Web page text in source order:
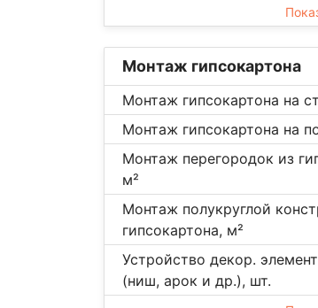
Монтаж гипсокартона
Монтаж гипсокартона на
Монтаж гипсокартона на
Монтаж перегородок из
м²
Монтаж полукруглой
гипсокартона, м²
Устройство декор.
(ниш, арок и др.), шт.